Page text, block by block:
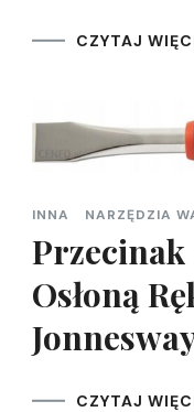
CZYTAJ
INNA NARZĘDZIA
Przecinak
Osłoną
CZYTAJ